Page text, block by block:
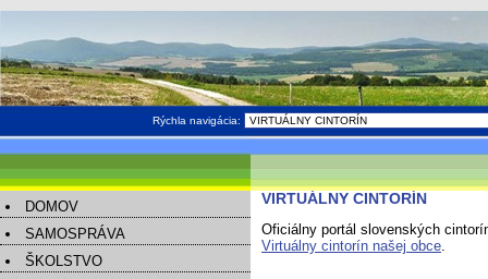
Rýchla navigácia:
DOMOV
SAMOSPRÁVA
ŠKOLSTVO
VIRTUÁLNY CINTORÍN
Oficiálny portál slovenských
Virtuálny cintorín našej obce.